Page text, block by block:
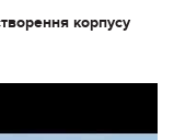
корпусу